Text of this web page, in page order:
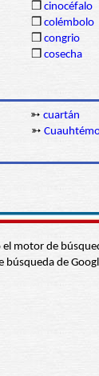
❒ cinocéfalo
❒ colémbolo
❒ congrio
❒ cosecha
➳ cuartán
➳
motor de
de